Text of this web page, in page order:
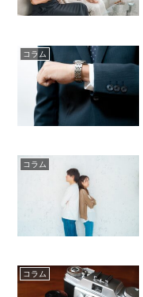
コラム
コラム
コラム